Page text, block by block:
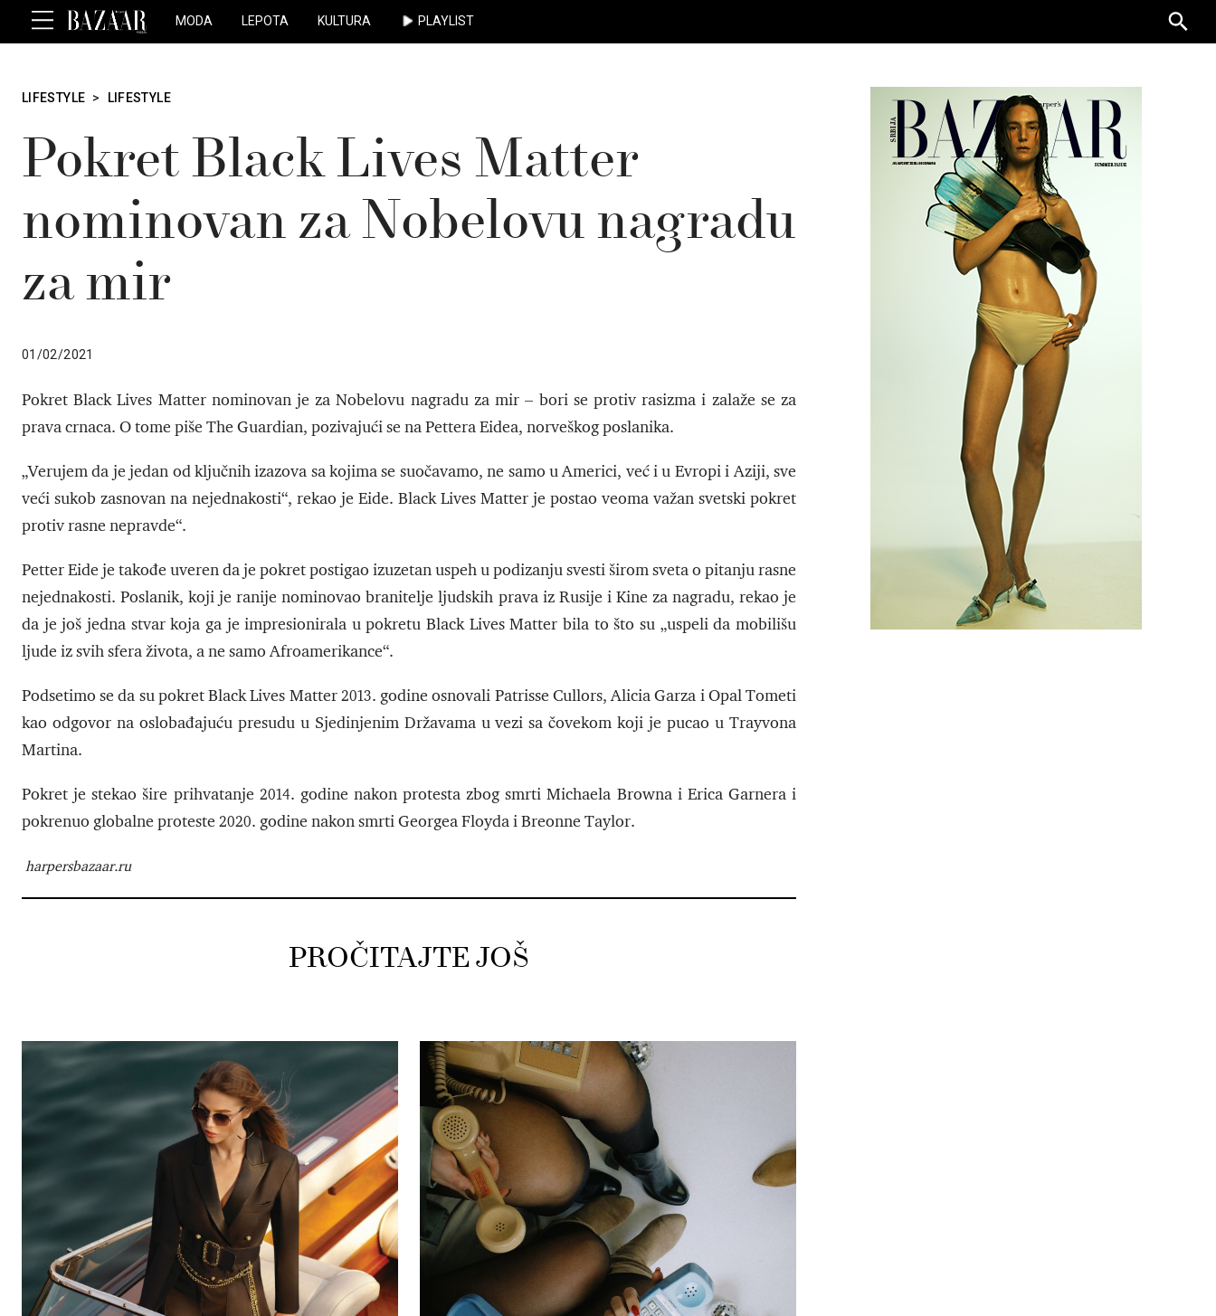
MODA LEPOTA KULTURA PLAYLIST
for:
LIFESTYLE > LIFESTYLE
Pokret Black Lives Matter
nominovan za Nobelovu nagradu
za mir
01/02/2021
Pokret Black Lives Matter nominovan je za Nobelovu nagradu za mir – bori se protiv rasizma i zalaže se za
prava crnaca. O tome piše The Guardian, pozivajući se na Pettera Eidea, norveškog poslanika.
„Verujem da je jedan od ključnih izazova sa kojima se suočavamo, ne samo u Americi, već i u Evropi i Aziji, sve
veći sukob zasnovan na nejednakosti“, rekao je Eide. Black Lives Matter je postao veoma važan svetski pokret
protiv rasne nepravde“.
Petter Eide je takođe uveren da je pokret postigao izuzetan uspeh u podizanju svesti širom sveta o pitanju rasne
nejednakosti. Poslanik, koji je ranije nominovao branitelje ljudskih prava iz Rusije i Kine za nagradu, rekao je
da je još jedna stvar koja ga je impresionirala u pokretu Black Lives Matter bila to što su „uspeli da mobilišu
ljude iz svih sfera života, a ne samo Afroamerikance“.
Podsetimo se da su pokret Black Lives Matter 2013. godine osnovali Patrisse Cullors, Alicia Garza i Opal Tometi
kao odgovor na oslobađajuću presudu u Sjedinjenim Državama u vezi sa čovekom koji je pucao u Trayvona
Martina.
Pokret je stekao šire prihvatanje 2014. godine nakon protesta zbog smrti Michaela Browna i Erica Garnera i
pokrenuo globalne proteste 2020. godine nakon smrti Georgea Floyda i Breonne Taylor.
harpersbazaar.ru
PROČITAJTE JOŠ